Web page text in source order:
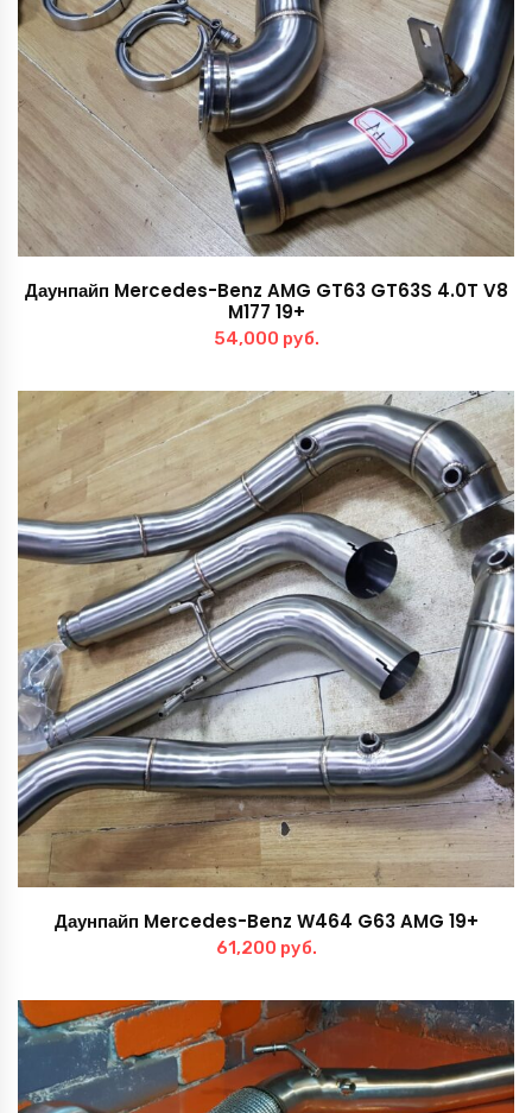
Даунпайп Mercedes-Benz AMG GT63 GT63S 4.0T V8
M177 19+
54,000 руб.
Даунпайп Mercedes-Benz W464 G63 AMG 19+
61,200 руб.